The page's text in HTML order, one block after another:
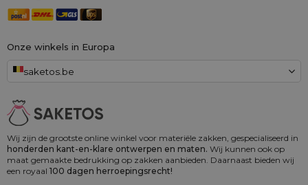
Wij zijn de grootste online winkel voor materiële zakken, gespecialiseerd in
honderden kant-en-klare ontwerpen en maten. Wij kunnen ook op
maat gemaakte bedrukking op zakken aanbieden. Daarnaast bieden wij
een royaal 100 dagen herroepingsrecht!
Onze winkels in Europa
saketos.be